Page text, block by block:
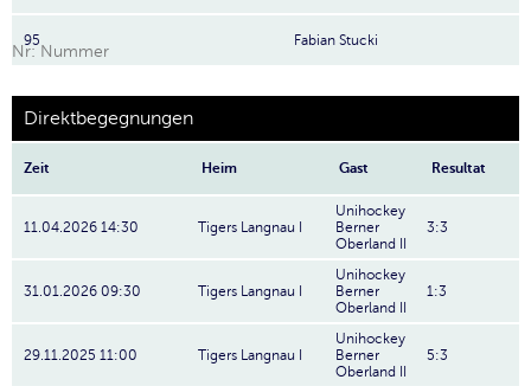
95 Fabian Stucki
Nr: Nummer
Direktbegegnungen
Zeit Heim Gast Resultat
11.04.2026 14:30 Tigers Langnau I
Unihockey
Berner
Oberland II
3:3
31.01.2026 09:30 Tigers Langnau I
Unihockey
Berner
Oberland II
1:3
29.11.2025 11:00 Tigers Langnau I
Unihockey
Berner
Oberland II
5:3